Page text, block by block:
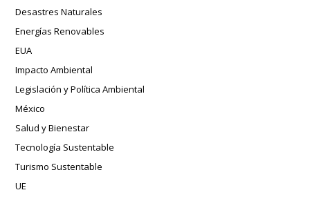
Desastres Naturales
Energías Renovables
EUA
Impacto Ambiental
Legislación y Política Ambiental
México
Salud y Bienestar
Tecnología Sustentable
Turismo Sustentable
UE